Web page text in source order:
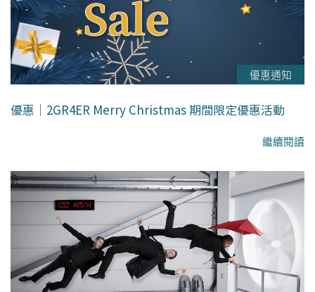
優惠通知
優惠｜2GR4ER Merry Christmas 期間限定優惠活動
繼續閱讀